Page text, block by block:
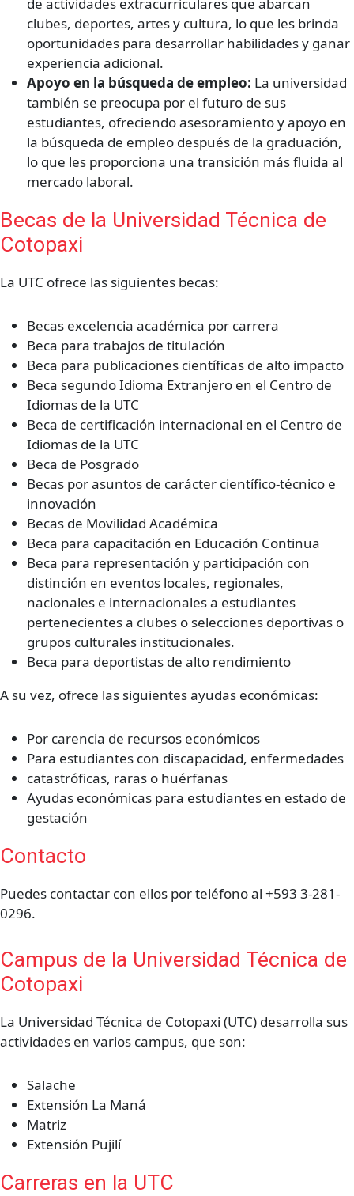
de actividades extracurriculares que abarcan
clubes, deportes, artes y cultura, lo que les brinda
oportunidades para desarrollar habilidades y ganar
experiencia adicional.
Apoyo en la búsqueda de empleo: La universidad
también se preocupa por el futuro de sus
estudiantes, ofreciendo asesoramiento y apoyo en
la búsqueda de empleo después de la graduación,
lo que les proporciona una transición más fluida al
mercado laboral.
Becas de la Universidad Técnica de
Cotopaxi
La UTC ofrece las siguientes becas:
Becas excelencia académica por carrera
Beca para trabajos de titulación
Beca para publicaciones científicas de alto impacto
Beca segundo Idioma Extranjero en el Centro de
Idiomas de la UTC
Beca de certificación internacional en el Centro de
Idiomas de la UTC
Beca de Posgrado
Becas por asuntos de carácter científico-técnico e
innovación
Becas de Movilidad Académica
Beca para capacitación en Educación Continua
Beca para representación y participación con
distinción en eventos locales, regionales,
nacionales e internacionales a estudiantes
pertenecientes a clubes o selecciones deportivas o
grupos culturales institucionales.
Beca para deportistas de alto rendimiento
A su vez, ofrece las siguientes ayudas económicas:
Por carencia de recursos económicos
Para estudiantes con discapacidad, enfermedades
catastróficas, raras o huérfanas
Ayudas económicas para estudiantes en estado de
gestación
Contacto
Puedes contactar con ellos por teléfono al +593 3-281-
0296.
Campus de la Universidad Técnica de
Cotopaxi
La Universidad Técnica de Cotopaxi (UTC) desarrolla sus
actividades en varios campus, que son:
Salache
Extensión La Maná
Matriz
Extensión Pujilí
Carreras en la UTC